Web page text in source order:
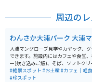
周辺の
わんさか大浦パーク 大浦
大浦マングローブ見学やカヤック、
できます。施設内にはカフェや食堂
ー(炊き込みご飯)、そば、ソフトク
楽しめます。土産品や新鮮な珍しい採
あり四季を通じて訪れたいスポットで
#絶景スポット #お土産#カフェ｜軽食
#珍スポット